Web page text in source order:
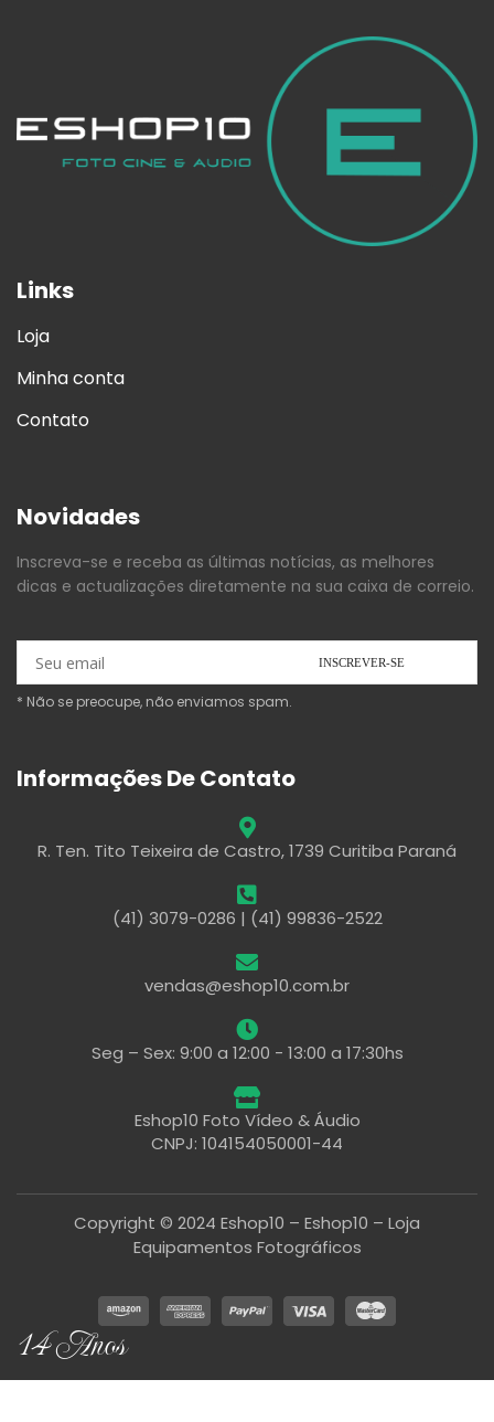
Links
Loja
Minha conta
Contato
Novidades
Inscreva-se e receba as últimas notícias, as melhores
dicas e actualizações diretamente na sua caixa de correio.
* Não se preocupe, não enviamos spam.
Informações De Contato
R. Ten. Tito Teixeira de Castro, 1739 Curitiba Paraná
(41) 3079-0286 | (41) 99836-2522
vendas@eshop10.com.br
Seg – Sex: 9:00 a 12:00 - 13:00 a 17:30hs
Eshop10 Foto Vídeo & Áudio
CNPJ: 104154050001-44
Copyright © 2024 Eshop10 – Eshop10 – Loja
Equipamentos Fotográficos
14 Anos